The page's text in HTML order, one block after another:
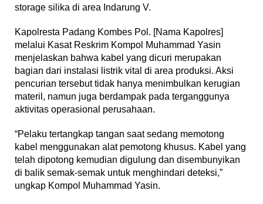
storage silika di area Indarung V.
Kapolresta Padang Kombes Pol. [Nama Kapolres]
melalui Kasat Reskrim Kompol Muhammad Yasin
menjelaskan bahwa kabel yang dicuri merupakan
bagian dari instalasi listrik vital di area produksi. Aksi
pencurian tersebut tidak hanya menimbulkan kerugian
materil, namun juga berdampak pada terganggunya
aktivitas operasional perusahaan.
“Pelaku tertangkap tangan saat sedang memotong
kabel menggunakan alat pemotong khusus. Kabel yang
telah dipotong kemudian digulung dan disembunyikan
di balik semak-semak untuk menghindari deteksi,”
ungkap Kompol Muhammad Yasin.